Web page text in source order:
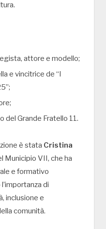
attore e modello;
e vincitrice de “I
del Grande Fratello 11.
è stata Cristina
Municipio VII, che ha
e formativo
di
inclusione e
comunità.